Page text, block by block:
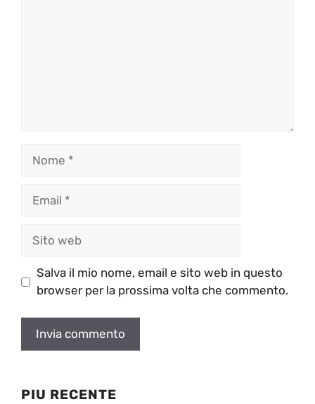
Salva il mio nome, email e sito web in questo
browser per la prossima volta che commento.
PIU RECENTE